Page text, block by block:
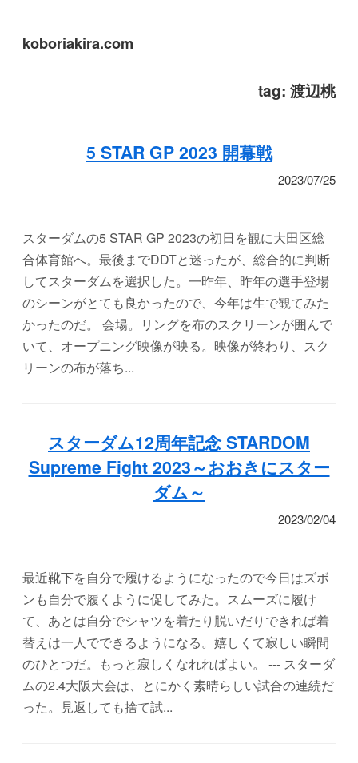
koboriakira.com
tag: 渡辺桃
5 STAR GP 2023 開幕戦
2023/07/25
スターダムの5 STAR GP 2023の初日を観に大田区総
合体育館へ。最後までDDTと迷ったが、総合的に判断
してスターダムを選択した。一昨年、昨年の選手登場
のシーンがとても良かったので、今年は生で観てみた
かったのだ。 会場。リングを布のスクリーンが囲んで
いて、オープニング映像が映る。映像が終わり、スク
リーンの布が落ち...
スターダム12周年記念 STARDOM
Supreme Fight 2023～おおきにスター
ダム～
2023/02/04
最近靴下を自分で履けるようになったので今日はズボ
ンも自分で履くように促してみた。スムーズに履け
て、あとは自分でシャツを着たり脱いだりできれば着
替えは一人でできるようになる。嬉しくて寂しい瞬間
のひとつだ。もっと寂しくなれればよい。 --- スターダ
ムの2.4大阪大会は、とにかく素晴らしい試合の連続だ
った。見返しても捨て試...